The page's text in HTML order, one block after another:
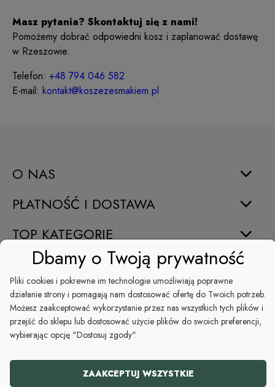
Masz pytania? Skontaktuj się z nami!
Pomożemy dobrać odpowiedni kosz i zaplanować dostawę
w Rzeszowie.
Telefon: +48 794 046 582
E-mail: kontakt@koszezesmakiem.pl
O NAS
PŁATNOŚĆ I DOSTAWA
TOP KATEGORIE
INFORMACJE
ŚWIĘTA
POMOC
+48 794 046 582
kontakt@koszezesmakiem.pl
Dbamy o Twoją prywatność
Pliki cookies i pokrewne im technologie umożliwiają poprawne
działanie strony i pomagają nam dostosować ofertę do Twoich potrzeb.
Możesz zaakceptować wykorzystanie przez nas wszystkich tych plików i
przejść do sklepu lub dostosować użycie plików do swoich preferencji,
wybierając opcję "Dostosuj zgody".
ZAAKCEPTUJ WSZYSTKIE